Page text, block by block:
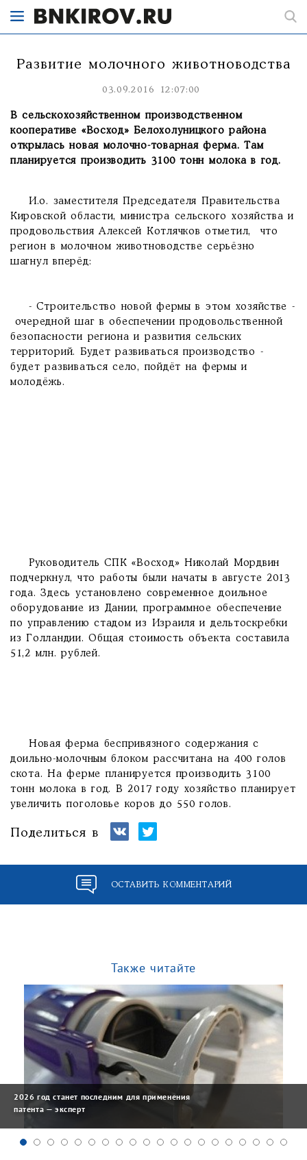
Развитие молочного животноводства
03.09.2016 12:07:00
В сельскохозяйственном производственном
кооперативе «Восход» Белохолуницкого района
открылась новая молочно-товарная ферма. Там
планируется производить 3100 тонн молока в год.
И.о. заместителя Председателя Правительства
Кировской области, министра сельского хозяйства и
продовольствия Алексей Котлячков отметил, что
регион в молочном животноводстве серьёзно
шагнул вперёд:
- Строительство новой фермы в этом хозяйстве -
очередной шаг в обеспечении продовольственной
безопасности региона и развития сельских
территорий. Будет развиваться производство -
будет развиваться село, пойдёт на фермы и
молодёжь.
Руководитель СПК «Восход» Николай Мордвин
подчеркнул, что работы были начаты в августе 2013
года. Здесь установлено современное доильное
оборудование из Дании, программное обеспечение
по управлению стадом из Израиля и дельтоскребки
из Голландии. Общая стоимость объекта составила
51,2 млн. рублей.
Новая ферма беспривязного содержания с
доильно-молочным блоком рассчитана на 400 голов
скота. На ферме планируется производить 3100
тонн молока в год. В 2017 году хозяйство планирует
увеличить поголовье коров до 550 голов.
Поделиться в
ОСТАВИТЬ КОММЕНТАРИЙ
Также читайте
2026 год станет последним для применения
патента — эксперт